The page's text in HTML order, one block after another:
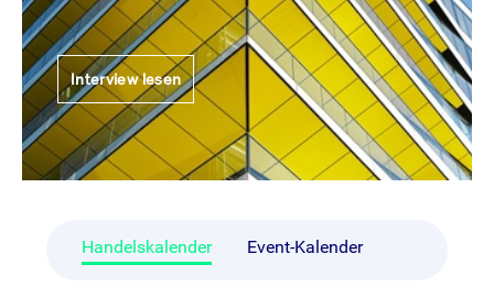
Interview lesen
Handelskalender Event-Kalender